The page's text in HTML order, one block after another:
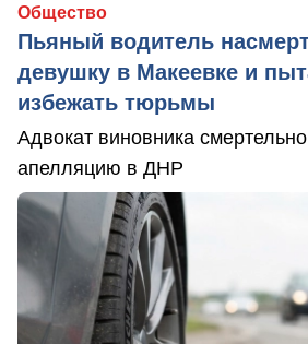
Общество
Пьяный водитель
девушку в Макеевке и
избежать тюрьмы
Адвокат виновника
апелляцию в ДНР